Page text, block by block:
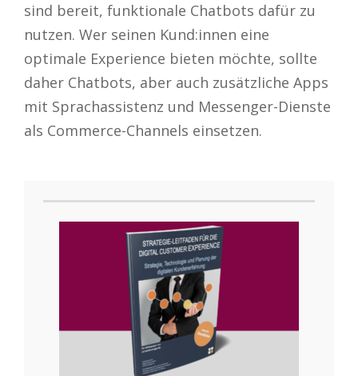
sind bereit, funktionale Chatbots dafür zu
nutzen. Wer seinen Kund:innen eine
optimale Experience bieten möchte, sollte
daher Chatbots, aber auch zusätzliche Apps
mit Sprachassistenz und Messenger-Dienste
als Commerce-Channels einsetzen.